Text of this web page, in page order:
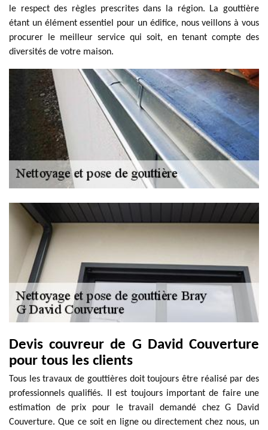
le respect des règles prescrites dans la région. La gouttière
étant un élément essentiel pour un édifice, nous veillons à vous
procurer le meilleur service qui soit, en tenant compte des
diversités de votre maison.
Devis couvreur de G David Couverture
pour tous les clients
Tous les travaux de gouttières doit toujours être réalisé par des
professionnels qualifiés. Il est toujours important de faire une
estimation de prix pour le travail demandé chez G David
Couverture. Que ce soit en ligne ou directement chez nous, un